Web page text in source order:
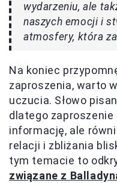
wydarzeniu, ale
naszych emocji i
atmosfery, która
Na koniec
zaproszenia, warto
uczucia. Słowo
dlatego
informację, ale
relacji i zbliżania
tym temacie to
związane z